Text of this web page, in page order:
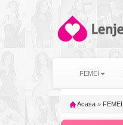
FEMEI
Acasa » FEMEI